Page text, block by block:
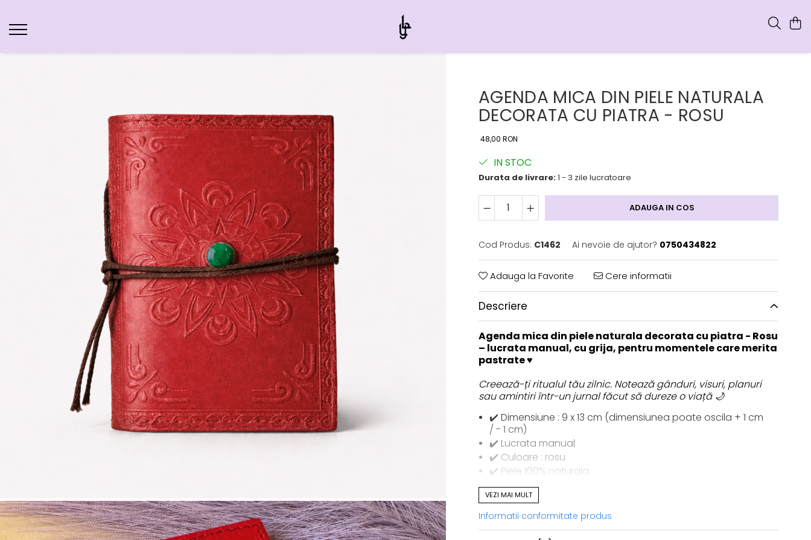
AGENDA MICA DIN PIELE NATURALA
DECORATA CU PIATRA - ROSU
48,00 RON
IN STOC
Durata de livrare:1 - 3 zile lucratoare
ADAUGA IN COS
Cod Produs: C1462 Ai nevoie de ajutor? 0750434822
Adauga la Favorite Cere informatii
Descriere
Agenda mica din piele naturala decorata cu piatra - Rosu
– lucrata manual, cu grija, pentru momentele care merita
pastrate ♥
Creează-ți ritualul tău zilnic. Notează gânduri, visuri, planuri
sau amintiri într-un jurnal făcut să dureze o viață 🌙
✔️ Dimensiune : 9 x 13 cm (dimensiunea poate oscila + 1 cm
/ - 1 cm)
✔️ Lucrata manual
✔️ Culoare : rosu
✔️ Piele 100% naturala
✔️ Perfecta pentru cadou
✔️ Pagini albe din hartie ecologica
✔️ Decorata cu model in relief si piatra de sinteza
✔️ Sistem de inchidere cu snur
VEZI MAI MULT
Informatii conformitate produs